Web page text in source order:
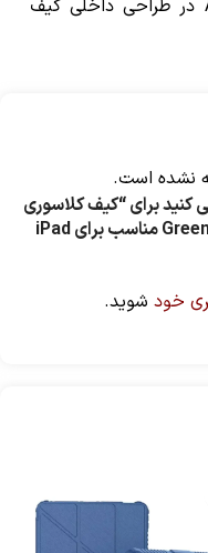
بله، محل مخصوص Apple Pencil در طراحی داخلی کیف
نشده است.
کنید برای “کیف کلاسوری
گرین لاین مدل Green Lion Hogo Premium مناسب برای iPad
خود شوید.